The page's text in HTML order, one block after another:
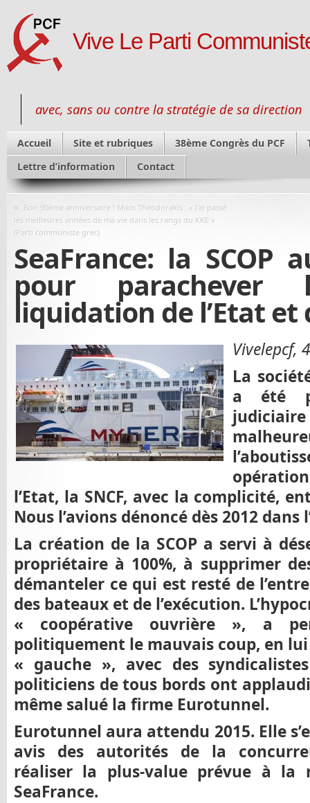
Vive Le Parti
avec, sans ou contre la stratégie de sa direction
Accueil Site et rubriques 38ème Congrès du PCF
Lettre d’information
Contact
« Bon 90ème anniversaire ! Mikis Theodorakis : « J’ai passé
les meilleures années de ma vie dans les rangs du KKE »
(Parti communiste grec)
SeaFrance: la SCOP
pour
liquidation de l’Etat et
Vivelepcf,
La
a été
l’Etat, la SNCF, avec la complicité,
Nous l’avions dénoncé dès 2012 dans
La création de la SCOP a servi à
propriétaire à 100%, à supprimer
démanteler ce qui est resté de
des bateaux et de l’exécution.
« coopérative ouvrière », a
politiquement le mauvais coup, en
« gauche », avec des
politiciens de tous bords ont
même salué la firme Eurotunnel.
Eurotunnel aura attendu 2015. Elle
avis des autorités de la
réaliser la plus-value prévue à la
SeaFrance.